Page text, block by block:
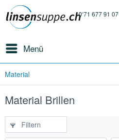
0 71 677 91 07
Menü
Material
Material Brillen
Filtern